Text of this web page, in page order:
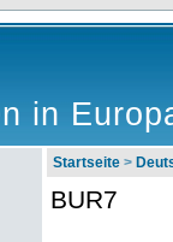
in
Startseite >
BUR7